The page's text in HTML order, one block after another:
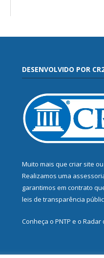
DESENVOLVIDO POR
Muito mais que criar site ou
Realizamos uma
garantimos em contrato
leis de transparência
Conheça o PNTP e o Radar